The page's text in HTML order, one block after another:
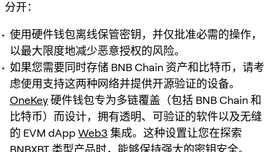
分开：
使用硬件钱包离线保管密钥，并仅批准必需的操作，
以最大限度地减少恶意授权的风险。
如果您需要同时存储 BNB Chain 资产和比特币，请考
虑使用支持这两种网络并提供开源验证的设备。
OneKey硬件钱包专为多链覆盖（包括 BNB Chain 和
比特币）而设计，拥有透明、可验证的软件以及无缝
的 EVM dAppWeb3 集成。这种设置让您在探索
BNBXBT 类型产品时，能够保持强大的密钥安全。